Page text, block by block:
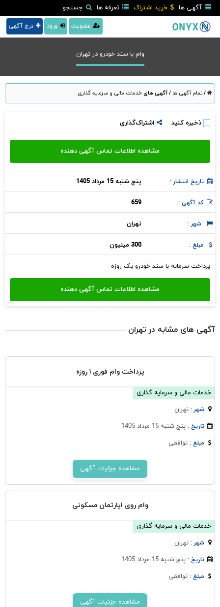
آگهی ها خرید اشتراک تعرفه ها جستجو
درج آگهی ورود عضویت
وام با سند خودرو در تهران
/تمام آگهی ها /آگهی هایخدمات مالی و سرمایه گذاری
ذخیره کنید اشتراک‌گذاری
تاریخ انتشار : پنج شنبه 15 مرداد 1405
کد آگهی : 659
شهر : تهران
مبلغ : 300 میلیون
پرداخت سرمایه با سند خودرو یک روزه
آگهی های مشابه در تهران
پرداخت وام فوری ۱ روزه
خدمات مالی و سرمایه گذاری
شهر :تهران
تاریخ :پنج شنبه 15 مرداد 1405
مبلغ :توافقی
مشاهده جزئیات آگهی
وام روی اپارتمان مسکونی
خدمات مالی و سرمایه گذاری
شهر :تهران
تاریخ :پنج شنبه 15 مرداد 1405
مبلغ :توافقی
مشاهده جزئیات آگهی